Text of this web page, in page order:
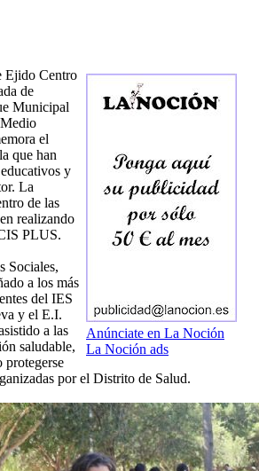
Anúnciate en La Noción
La Noción ads
Ejido Centro
de
Municipal
el
que han
y
La
de las
realizando
PLUS.
Sociales,
a los más
del IES
y el E.I.
a las
saludable,
protegerse
por el Distrito de Salud.